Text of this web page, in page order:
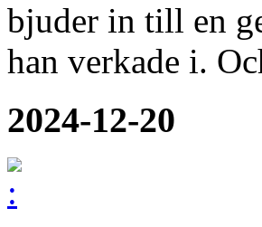
bjuder in till en
han verkade i.
2024-12-20